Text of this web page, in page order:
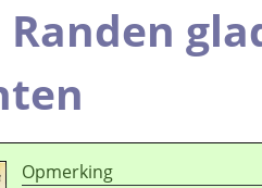
Randen
Opmerking